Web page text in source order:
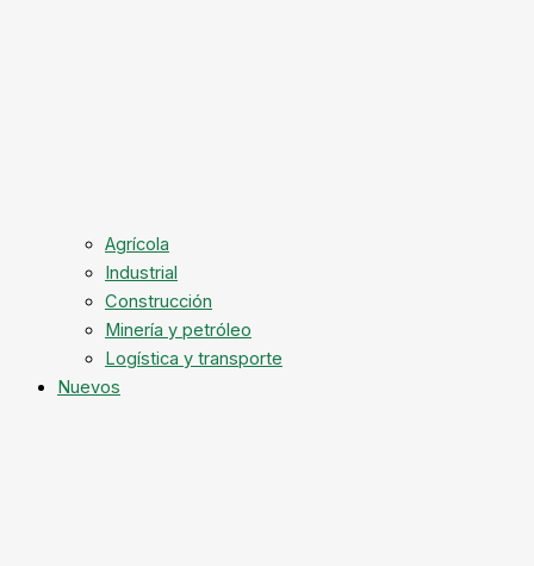
Agrícola
Industrial
Construcción
Minería y petróleo
Logística y transporte
Nuevos